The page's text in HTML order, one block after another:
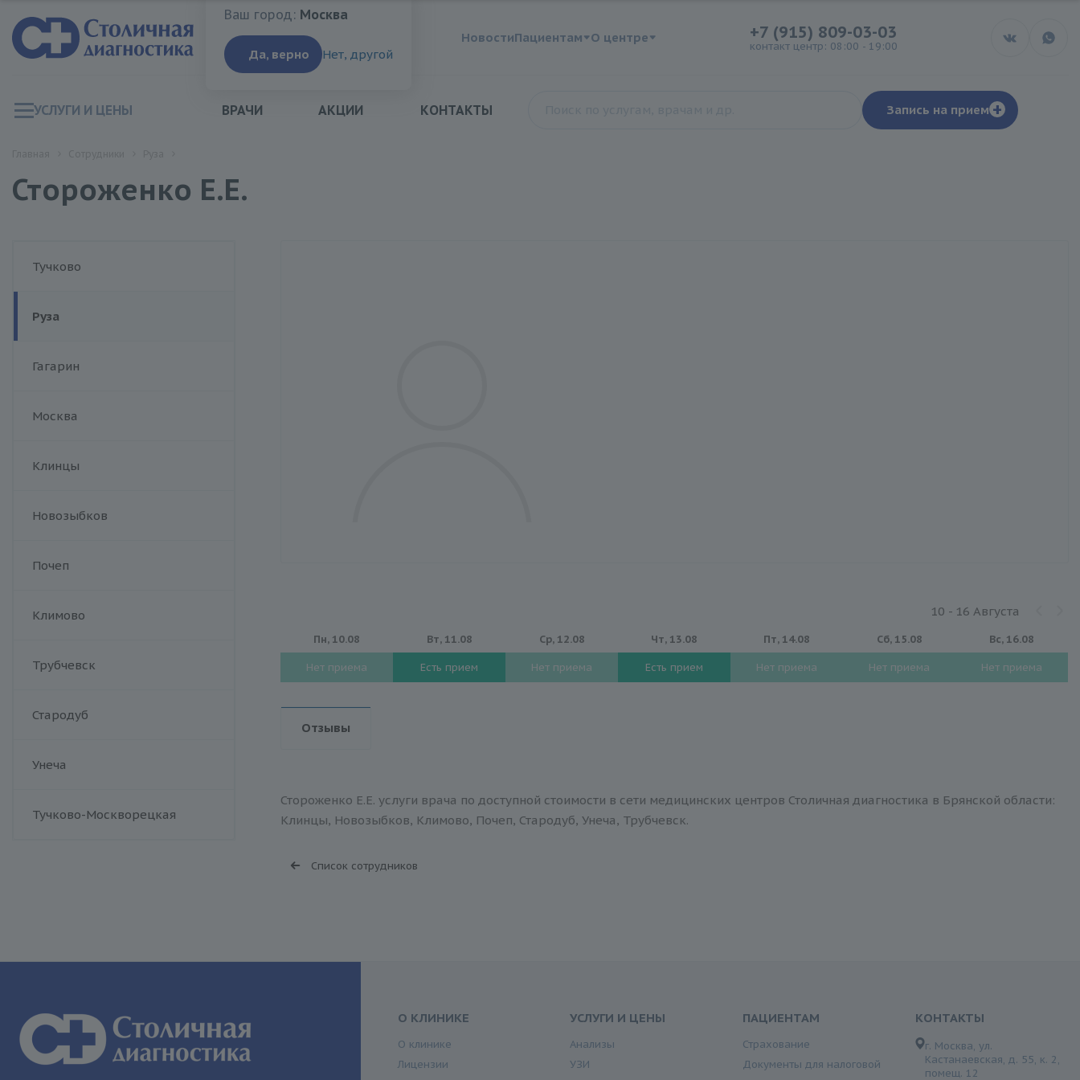
Ваш город:Москва
Ваш город: Москва
Да, верно Нет, другой
НовостиПациентам О центре +7 (915) 809-03-03
контакт центр: 08:00 - 19:00
УСЛУГИ И ЦЕНЫ ВРАЧИ АКЦИИ КОНТАКТЫ Запись на прием +
Стороженко Е.Е.
Тучково
Руза
Гагарин
Москва
Клинцы
Новозыбков
Почеп
Климово
Трубчевск
Стародуб
Унеча
Тучково-Москворецкая
10 - 16 Августа
Пн, 10.08
Нет приема
Вт, 11.08
Есть прием
Ср, 12.08
Нет приема
Чт, 13.08
Есть прием
Пт, 14.08
Нет приема
Сб, 15.08
Нет приема
Вс, 16.08
Нет приема
Отзывы
Стороженко Е.Е. услуги врача по доступной стоимости в сети медицинских центров Столичная диагностика в Брянской области:
Клинцы, Новозыбков, Климово, Почеп, Стародуб, Унеча, Трубчевск.
Список сотрудников
О КЛИНИКЕ
О клинике
Лицензии
УСЛУГИ И ЦЕНЫ
Анализы
УЗИ
ПАЦИЕНТАМ
Страхование
Документы для налоговой
КОНТАКТЫ
г. Москва, ул.
Кастанаевская, д. 55, к. 2,
помещ. 12